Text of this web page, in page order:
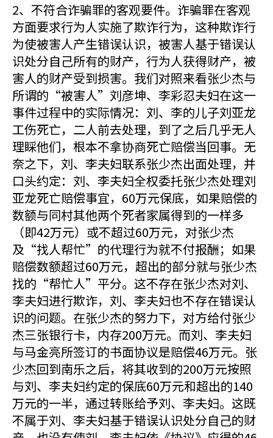
2、不符合诈骗罪的客观要件。诈骗罪在客观
方面要求行为人实施了欺诈行为，这种欺诈行
为使被害人产生错误认识，被害人基于错误认
识处分自己所有的财产，行为人获得财产，被
害人的财产受到损害。我们对照来看张少杰与
所谓的“被害人”刘彦坤、李彩忍夫妇在这一
事件过程中的实际情况：刘、李的儿子刘亚龙
工伤死亡，二人前去处理，到了之后几乎无人
理睬他们，根本不拿协商死亡赔偿当回事。无
奈之下，刘、李夫妇联系张少杰出面处理，并
口头约定：刘、李夫妇全权委托张少杰处理刘
亚龙死亡赔偿事宜，60万元保底，如果赔偿的
数额与同村其他两个死者家属得到的一样多
（即42万元）或不超过60万元，对张少杰
及“找人帮忙”的代理行为就不付报酬；如果
赔偿数额超过60万元，超出的部分就与张少杰
找的“帮忙人”平分。这不存在张少杰对刘、
李夫妇进行欺诈，刘、李夫妇也不存在错误认
识的问题。在张少杰的努力下，对方给付张少
杰三张银行卡，内存200万元。而刘、李夫妇
与马金亮所签订的书面协议是赔偿46万元。张
少杰回到南乐之后，将其收到的200万元按照
与刘、李夫妇约定的保底60万元和超出的140
万元的一半，通过转账给予刘、李夫妇。这既
不属于刘、李夫妇基于错误认识处分自己的财